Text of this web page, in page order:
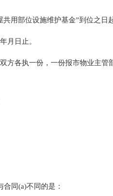
部位设施维护基金”到位之日起
日止。
各执一份，一份报市物业主管
同(a)不同的是：